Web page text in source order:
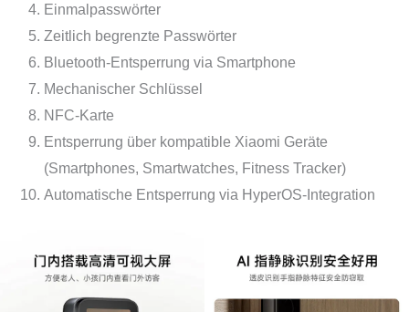
Einmalpasswörter
Zeitlich begrenzte Passwörter
Bluetooth-Entsperrung via Smartphone
Mechanischer Schlüssel
NFC-Karte
Entsperrung über kompatible Xiaomi Geräte
(Smartphones, Smartwatches, Fitness Tracker)
Automatische Entsperrung via HyperOS-Integration